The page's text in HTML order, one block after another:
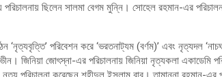
ছিলেন সালমা বেগম মুন্নি। সোহেল রহমান-এর
‘নৃত্যবৃত্তি’ পরিবেশন করে ‘ভরতনাট্যম (বর্ণম)’ এবং নৃত্যদল
জিনিয়া জোৎস্না-এর পরিচালনায় জিনিয়া নৃত্যকলা